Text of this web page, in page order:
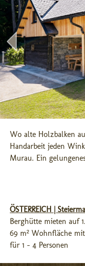
Wo alte Holzbalken
Handarbeit jeden
Murau. Ein
ÖSTERREICH |
Berghütte mieten auf
69 m² Wohnfläche
für 1 - 4 Personen